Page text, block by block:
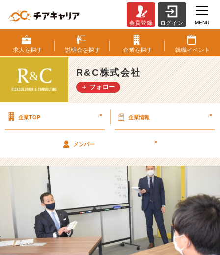
間
限
定！？〉
世
界
ト
ー
に
イ
ン
会員登録 ログイン MENU
求人を探す 説明会を探す 企業を探す 就職イベント
R&C株式会社
＋ フォロー
企業TOP > 企業情報 >
メンバー >